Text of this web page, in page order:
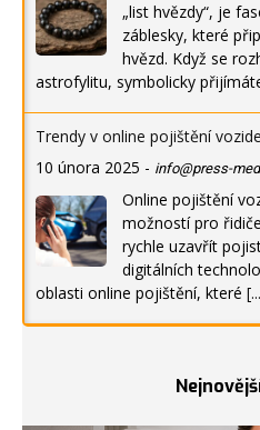
„list hvězdy“, je
záblesky, které
hvězd. Když se
astrofylitu, symbolicky
Trendy v online pojištění
10 února 2025 - info@press-
Online pojištění
možností pro
rychle uzavřít
digitálních
oblasti online pojištění, které